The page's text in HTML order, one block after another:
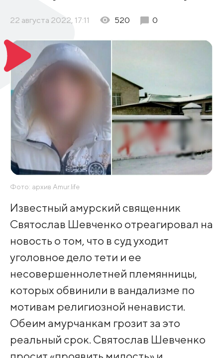
22 августа 2022, 17:11 520 0
Фото: архив Amur.life
Известный амурский священник
Святослав Шевченко отреагировал на
новость о том, что в суд уходит
уголовное дело тети и ее
несовершеннолетней племянницы,
которых обвинили в вандализме по
мотивам религиозной ненависти.
Обеим амурчанкам грозит за это
реальный срок. Святослав Шевченко